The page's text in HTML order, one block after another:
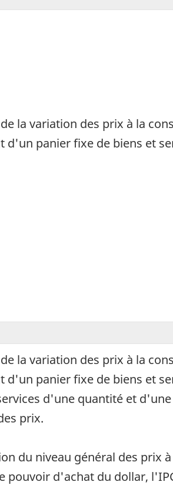
la variation des prix à la
panier fixe de biens et
la variation des prix à la
panier fixe de biens et
d'une quantité et
prix.
du niveau général des prix
pouvoir d'achat du dollar,